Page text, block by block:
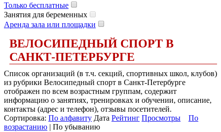
Только бесплатные
Занятия для беременных
Аренда зала или площадки
ВЕЛОСИПЕДНЫЙ СПОРТ В
САНКТ-ПЕТЕРБУРГЕ
Список организаций (в т.ч. секций, спортивных школ, клубов)
из рубрики Велосипедный спорт в Санкт-Петербурге
отображен по всем возрастным группам, содержит
информацию о занятиях, тренировках и обучении, описание,
контакты (адрес и телефон), отзывы посетителей.
Сортировка: По алфавиту Дата Рейтинг Просмотры
По
возрастанию | По убыванию